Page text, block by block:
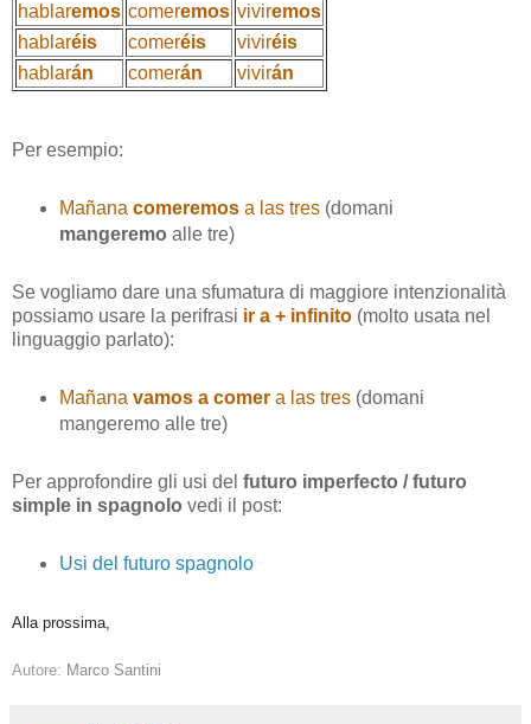
hablaremos comeremos viviremos
hablaréis comeréis viviréis
hablarán comerán vivirán
Per esempio:
Mañana comeremos a las tres(domani
mangeremo alle tre)
Se vogliamo dare una sfumatura di maggiore intenzionalità
possiamo usare la perifrasi ir a + infinito (molto usata nel
linguaggio parlato):
Mañana vamos a comera las tres(domani
mangeremo alle tre)
Per approfondire gli usi del futuro imperfecto / futuro
simple in spagnolo vedi il post:
Usi del futuro spagnolo
Alla prossima,
Autore: Marco Santini